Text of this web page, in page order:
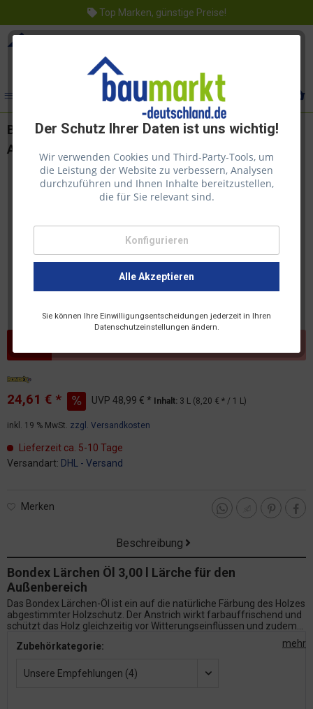
Top Marken, günstige Preise!
Der Schutz Ihrer Daten ist uns wichtig!
Wir verwenden Cookies und Third-Party-Tools, um
die Leistung der Website zu verbessern, Analysen
durchzuführen und Ihnen Inhalte bereitzustellen,
die für Sie relevant sind.
Konfigurieren
Alle Akzeptieren
Sie können Ihre Einwilligungsentscheidungen jederzeit in Ihren
Datenschutzeinstellungen ändern.
Bondex Lärchen Öl 3,00 l Lärche für den
Außenbereich
24,61 € * UVP 48,99 € * Inhalt: 3 L (8,20 € * / 1 L)
inkl. 19 % MwSt. zzgl. Versandkosten
Lieferzeit ca. 5-10 Tage
Versandart: DHL - Versand
Merken
Beschreibung
Bondex Lärchen Öl 3,00 l Lärche für den
Außenbereich
Das Bondex Lärchen-Öl ist ein auf die natürliche Färbung des Holzes
abgestimmter Holzschutz. Der Anstrich wirkt farbauffrischend und
schützt das Holz gleichzeitig vor Witterungseinflüssen und zudem...
mehr
Zubehörkategorie: